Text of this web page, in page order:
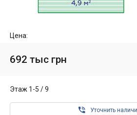
Цена:
692 тыс грн
Этаж 1-5 / 9
 Уточнить